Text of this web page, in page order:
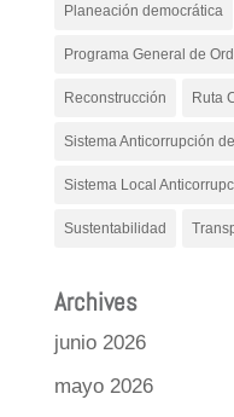
Planeación democrática
Programa General de
Reconstrucción Ruta
Sistema Anticorrupción
Sistema Local
Sustentabilidad
Archives
junio 2026
mayo 2026